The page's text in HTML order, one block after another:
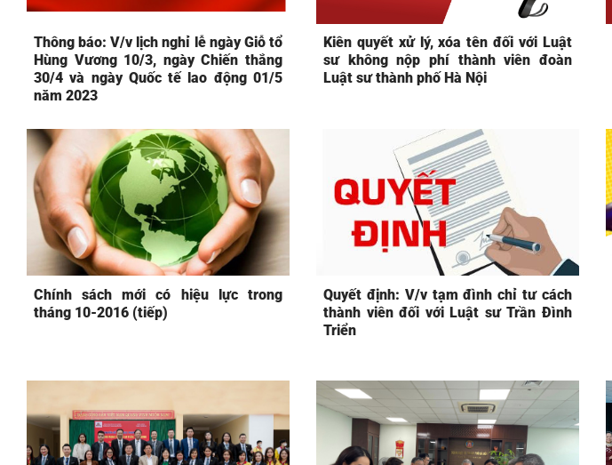
Thông báo: V/v lịch nghỉ lễ ngày Giỗ tổ
Hùng Vương 10/3, ngày Chiến thắng
30/4 và ngày Quốc tế lao động 01/5
năm 2023
Kiên quyết xử lý, xóa tên đối với Luật
sư không nộp phí thành viên đoàn
Luật sư thành phố Hà Nội
Chính sách mới có hiệu lực trong
tháng 10-2016 (tiếp)
Quyết định: V/v tạm đình chỉ tư cách
thành viên đối với Luật sư Trần Đình
Triển